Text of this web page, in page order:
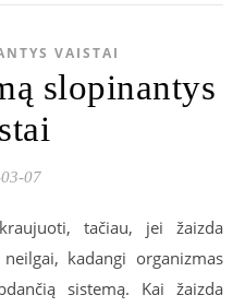
VAISTAI
slopinantys
07
tačiau, jei žaizda
kadangi organizmas
sistemą. Kai žaizda